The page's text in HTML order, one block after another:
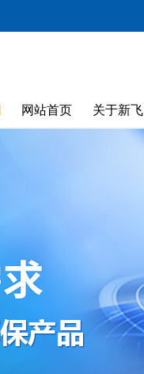
网站首页 关于新飞